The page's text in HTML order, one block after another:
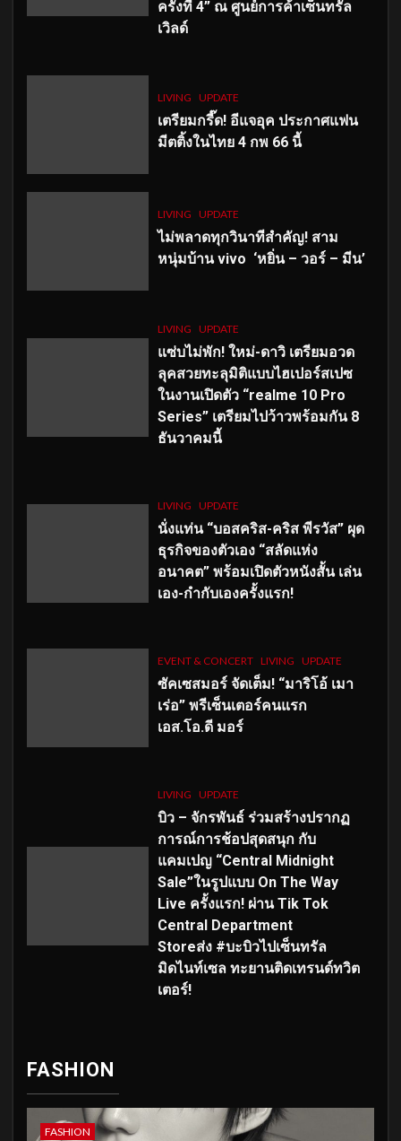
ครั้งที่ 4” ณ ศูนย์การค้าเซ็นทรัล
เวิลด์
LIVING UPDATE
เตรียมกรี๊ด! อีแจอุค ประกาศแฟน
มีตติ้งในไทย 4 กพ 66 นี้
LIVING UPDATE
ไม่พลาดทุกวินาทีสำคัญ! สาม
หนุ่มบ้าน vivo ‘หยิ่น – วอร์ – มีน’
LIVING UPDATE
แซ่บไม่พัก! ใหม่-ดาวิ เตรียมอวด
ลุคสวยทะลุมิติแบบไฮเปอร์สเปซ
ในงานเปิดตัว “realme 10 Pro
Series” เตรียมไปว้าวพร้อมกัน 8
ธันวาคมนี้
LIVING UPDATE
นั่งแท่น “บอสคริส-คริส พีรวัส” ผุด
ธุรกิจของตัวเอง “สลัดแห่ง
อนาคต” พร้อมเปิดตัวหนังสั้น เล่น
เอง-กำกับเองครั้งแรก!
EVENT & CONCERT LIVING UPDATE
ซัคเซสมอร์ จัดเต็ม! “มาริโอ้ เมา
เร่อ” พรีเซ็นเตอร์คนแรก
เอส.โอ.ดี มอร์
LIVING UPDATE
บิว – จักรพันธ์ ร่วมสร้างปรากฏ
การณ์การช้อปสุดสนุก กับ
แคมเปญ “Central Midnight
Sale”ในรูปแบบ On The Way
Live ครั้งแรก! ผ่าน Tik Tok
Central Department
Storeส่ง #บะบิวไปเซ็นทรัล
มิดไนท์เซล ทะยานติดเทรนด์ทวิต
เตอร์!
FASHION
FASHION